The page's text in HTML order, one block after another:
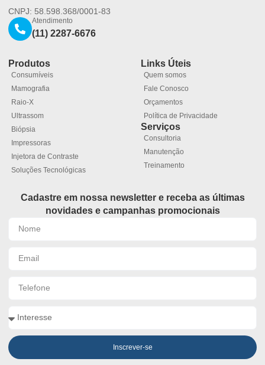
CNPJ: 58.598.368/0001-83
Atendimento
(11) 2287-6676
Produtos
Consumíveis
Mamografia
Raio-X
Ultrassom
Biópsia
Impressoras
Injetora de Contraste
Soluções Tecnológicas
Links Úteis
Quem somos
Fale Conosco
Orçamentos
Política de Privacidade
Serviços
Consultoria
Manutenção
Treinamento
Cadastre em nossa newsletter e receba as últimas
novidades e campanhas promocionais
Inscrever-se